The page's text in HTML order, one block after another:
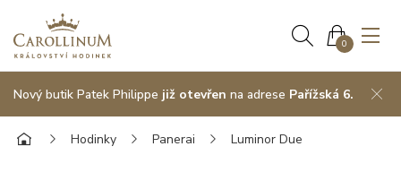
0
Nový butik Patek Philippe již otevřen na adrese Pařížská 6.
Hodinky Panerai Luminor Due